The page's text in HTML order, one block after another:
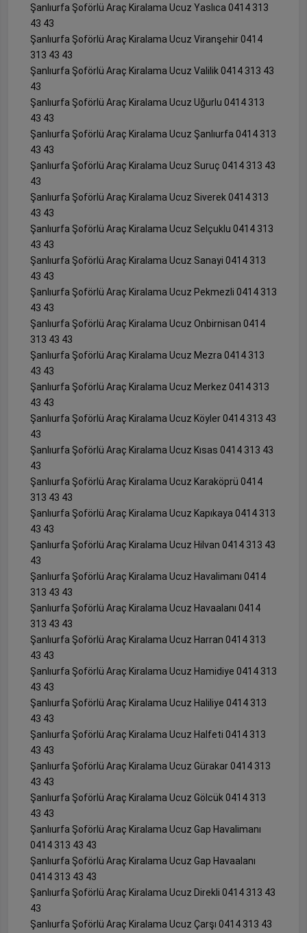
Şanlıurfa Şoförlü Araç Kiralama Ucuz Yaslıca 0414 313
43 43
Şanlıurfa Şoförlü Araç Kiralama Ucuz Viranşehir 0414
313 43 43
Şanlıurfa Şoförlü Araç Kiralama Ucuz Valilik 0414 313 43
43
Şanlıurfa Şoförlü Araç Kiralama Ucuz Uğurlu 0414 313
43 43
Şanlıurfa Şoförlü Araç Kiralama Ucuz Şanlıurfa 0414 313
43 43
Şanlıurfa Şoförlü Araç Kiralama Ucuz Suruç 0414 313 43
43
Şanlıurfa Şoförlü Araç Kiralama Ucuz Siverek 0414 313
43 43
Şanlıurfa Şoförlü Araç Kiralama Ucuz Selçuklu 0414 313
43 43
Şanlıurfa Şoförlü Araç Kiralama Ucuz Sanayi 0414 313
43 43
Şanlıurfa Şoförlü Araç Kiralama Ucuz Pekmezli 0414 313
43 43
Şanlıurfa Şoförlü Araç Kiralama Ucuz Onbirnisan 0414
313 43 43
Şanlıurfa Şoförlü Araç Kiralama Ucuz Mezra 0414 313
43 43
Şanlıurfa Şoförlü Araç Kiralama Ucuz Merkez 0414 313
43 43
Şanlıurfa Şoförlü Araç Kiralama Ucuz Köyler 0414 313 43
43
Şanlıurfa Şoförlü Araç Kiralama Ucuz Kısas 0414 313 43
43
Şanlıurfa Şoförlü Araç Kiralama Ucuz Karaköprü 0414
313 43 43
Şanlıurfa Şoförlü Araç Kiralama Ucuz Kapıkaya 0414 313
43 43
Şanlıurfa Şoförlü Araç Kiralama Ucuz Hilvan 0414 313 43
43
Şanlıurfa Şoförlü Araç Kiralama Ucuz Havalimanı 0414
313 43 43
Şanlıurfa Şoförlü Araç Kiralama Ucuz Havaalanı 0414
313 43 43
Şanlıurfa Şoförlü Araç Kiralama Ucuz Harran 0414 313
43 43
Şanlıurfa Şoförlü Araç Kiralama Ucuz Hamidiye 0414 313
43 43
Şanlıurfa Şoförlü Araç Kiralama Ucuz Haliliye 0414 313
43 43
Şanlıurfa Şoförlü Araç Kiralama Ucuz Halfeti 0414 313
43 43
Şanlıurfa Şoförlü Araç Kiralama Ucuz Gürakar 0414 313
43 43
Şanlıurfa Şoförlü Araç Kiralama Ucuz Gölcük 0414 313
43 43
Şanlıurfa Şoförlü Araç Kiralama Ucuz Gap Havalimanı
0414 313 43 43
Şanlıurfa Şoförlü Araç Kiralama Ucuz Gap Havaalanı
0414 313 43 43
Şanlıurfa Şoförlü Araç Kiralama Ucuz Direkli 0414 313 43
43
Şanlıurfa Şoförlü Araç Kiralama Ucuz Çarşı 0414 313 43